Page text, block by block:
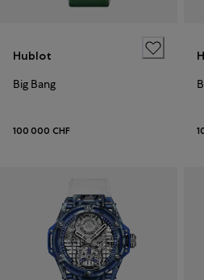
Hublot
Big Bang
100 000 CHF